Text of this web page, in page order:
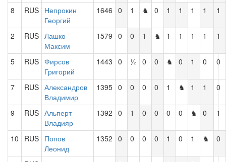
8 RUS Непрокин
Георгий
1646 0 1 ♞ 0 1 1 1 1 1
2 RUS Лашко
Максим
1579 0 0 1 ♞ 1 1 1 1 1
5 RUS Фирсов
Григорий
1443 0 ½ 0 0 ♞ 0 1 0 0
7 RUS Александров
Владимир
1395 0 0 0 0 1 ♞ 1 1 0
9 RUS Альперт
Владияр
1392 0 1 0 0 0 0 ♞ 0 1
10 RUS Попов
Леонид
1352 0 0 0 0 1 0 1 ♞ 0